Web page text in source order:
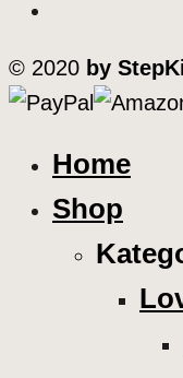
© 2020 by
Home
Shop